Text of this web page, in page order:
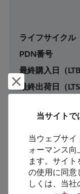
ライフサイクル
PDN番号
最終購入日（LTB
最終出荷日（LTS
パッケージタイ
RoHS対応
鉛フリー
梱包形態
却下して閉じる
当サイトで
当ウェブサイ
ォーマンス
ます。サイ
の使用に同意
しくは、当社